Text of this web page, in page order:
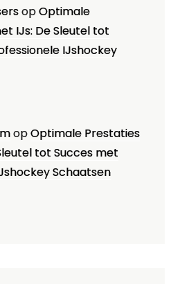
opOptimale
IJs: De Sleutel tot
IJshockey
opOptimale Prestaties
tot Succes met
Schaatsen